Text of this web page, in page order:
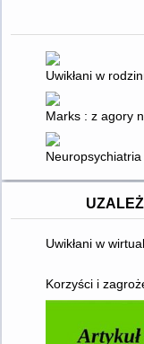
Uwikłani w
Marks : z agory
Neuropsychiatria
Uwikłani w
Korzyści i